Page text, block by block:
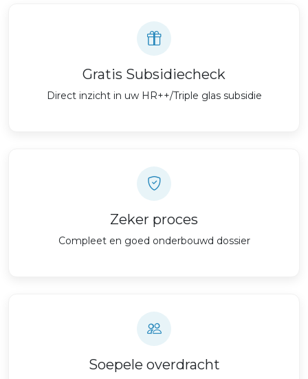
Gratis Subsidiecheck
Direct inzicht in uw HR++/Triple glas subsidie
Zeker proces
Compleet en goed onderbouwd dossier
Soepele overdracht